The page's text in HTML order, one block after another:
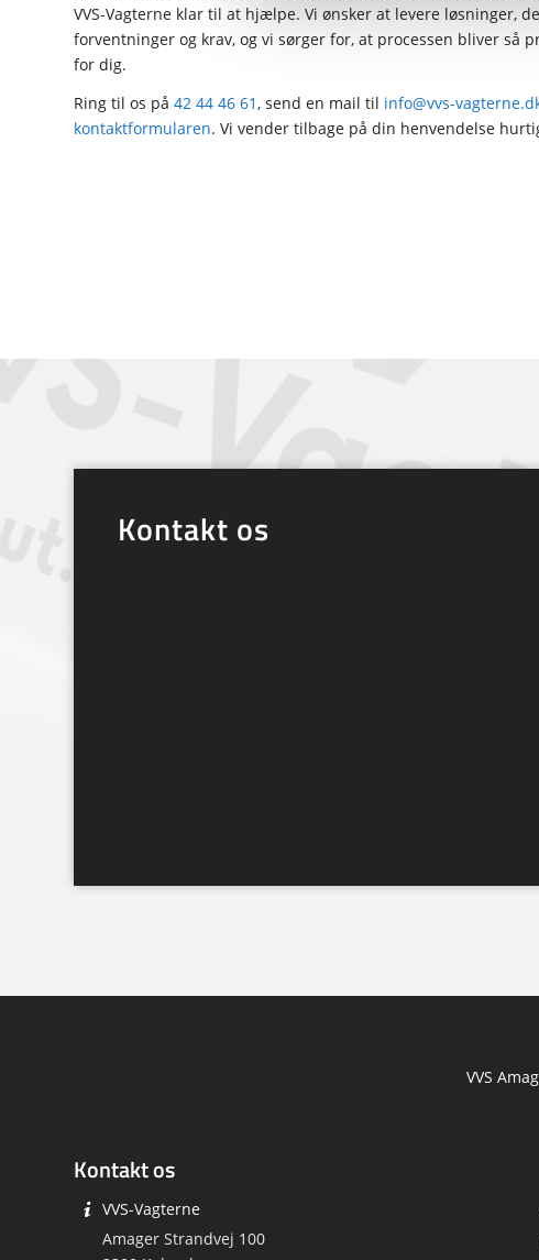
VVS-Vagterne klar til at hjælpe. Vi ønsker at levere løsninger,
forventninger og krav, og vi sørger for, at processen bliver så
for dig.
Ring til os på42 44 46 61 , send en mail til info@vvs-
kontaktformularen. Vi vender tilbage på din henvendelse
Kontakt os
VVS
Kontakt os
VVS-Vagterne
Amager Strandvej 100